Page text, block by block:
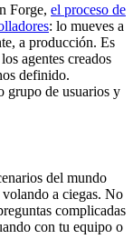
Forge, el proceso de
: lo mueves a
a producción. Es
agentes creados
definido.
grupo de usuarios y
del mundo
volando a ciegas. No
complicadas
con tu equipo o